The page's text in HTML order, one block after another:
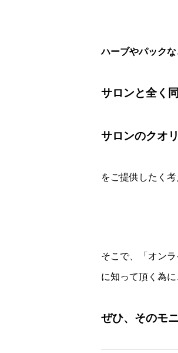
ハーブやパック
サロンと全く
サロンのクオ
をご提供したく考
そこで、「オン
に知って頂く為
ぜひ、そのモ